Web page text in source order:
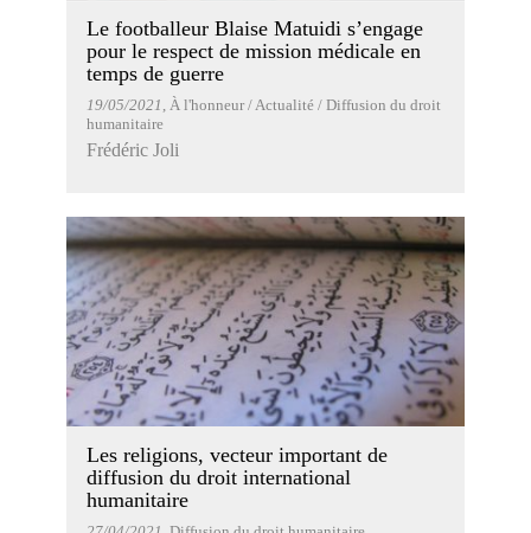
Le footballeur Blaise Matuidi s’engage
pour le respect de mission médicale en
temps de guerre
19/05/2021 , À l'honneur / Actualité / Diffusion du droit
humanitaire
Frédéric Joli
Les religions, vecteur important de
diffusion du droit international
humanitaire